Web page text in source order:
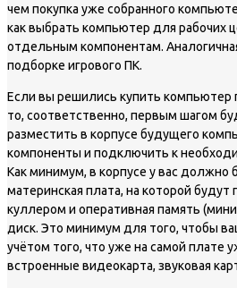
чем покупка уже собранного
как выбрать компьютер для рабочих
отдельным компонентам.
подборке игрового ПК.
Если вы решились купить компьютер
то, соответственно, первым шагом
разместить в корпусе будущего
компоненты и подключить к
Как минимум, в корпусе у вас должно
материнская плата, на которой
куллером и оперативная память
диск. Это минимум для того, чтобы
учётом того, что уже на самой
встроенные видеокарта, звуковая